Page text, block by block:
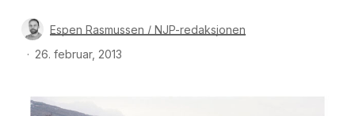
Espen Rasmussen / NJP-redaksjonen
26. februar, 2013